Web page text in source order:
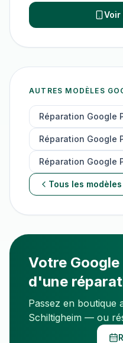
Voir
AUTRES MODÈLES
Réparation Google
Réparation Google
Réparation Google
Tous les modèles
Votre
d'une
Passez en boutique
Schiltigheim — ou